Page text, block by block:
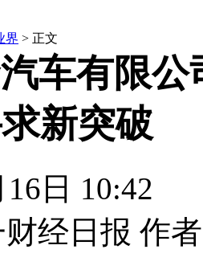
界 > 正文
车有限公
新突破
日 10:42
经日报 作